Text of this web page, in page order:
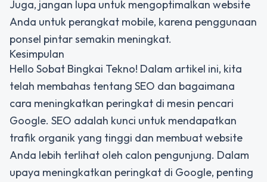
Juga, jangan lupa untuk mengoptimalkan website
Anda untuk perangkat mobile, karena penggunaan
ponsel pintar semakin meningkat.
Kesimpulan
Hello Sobat Bingkai Tekno! Dalam artikel ini, kita
telah membahas tentang SEO dan bagaimana
cara meningkatkan peringkat di mesin pencari
Google. SEO adalah kunci untuk mendapatkan
trafik organik yang tinggi dan membuat website
Anda lebih terlihat oleh calon pengunjung. Dalam
upaya meningkatkan peringkat di Google, penting